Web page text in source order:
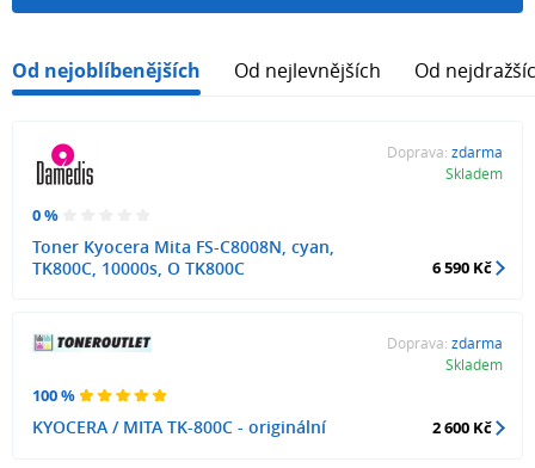
Od nejoblíbenějších Od nejlevnějších Od
0 %
Toner Kyocera Mita FS-C8008N, cyan,
TK800C, 10000s, O TK800C
Doprava: zdarma
Skladem
6 590 Kč
100 %
KYOCERA / MITA TK-800C - originální
Doprava: zdarma
Skladem
2 600 Kč